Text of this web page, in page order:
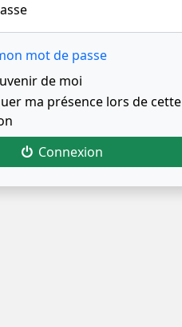
mot de passe
de moi
ma présence lors de cette
Connexion